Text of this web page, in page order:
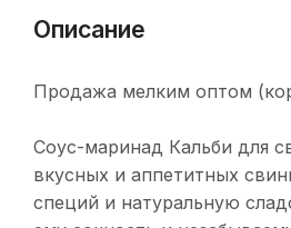
Описание
Продажа мелким оптом
Соус-маринад Кальби для
вкусных и аппетитных
специй и натуральную